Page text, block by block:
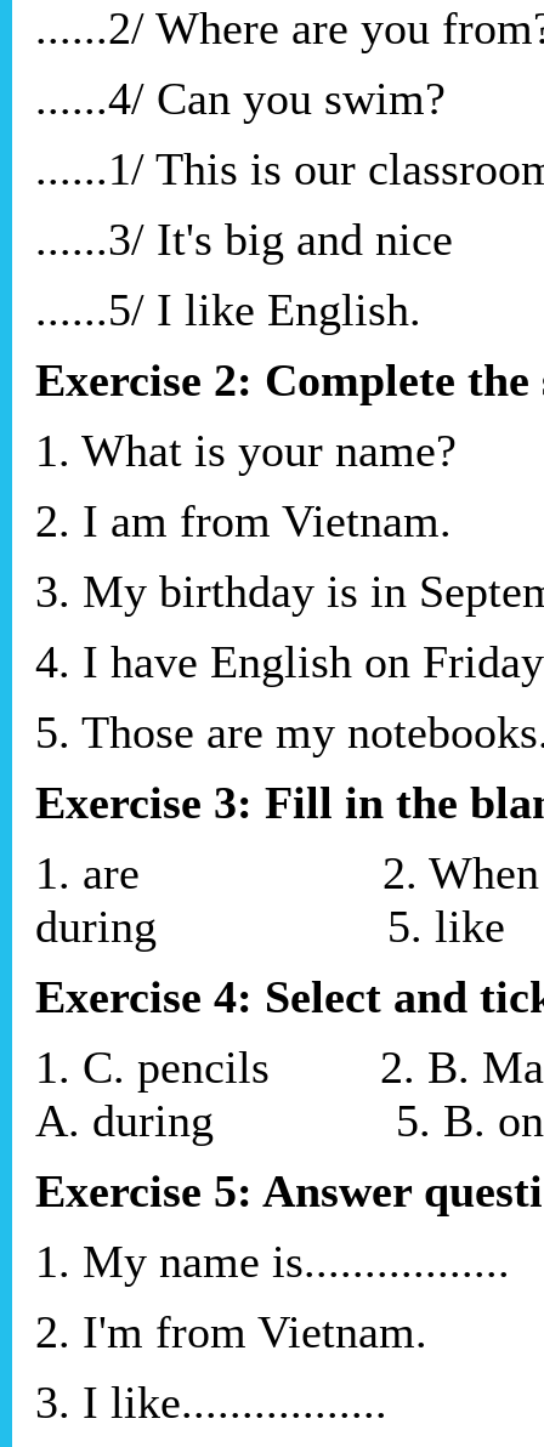
......2/ Where are you
......4/ Can you swim?
......1/ This is our
......3/ It's big and nice
......5/ I like English.
Exercise 2: Complete the
1. What is your name?
2. I am from Vietnam.
3. My birthday is in
4. I have English on
5. Those are my
Exercise 3: Fill in the
1. are 2.
during 5. like
Exercise 4: Select and
1. C. pencils 2.
A. during 5. B. on
Exercise 5: Answer
1. My name is.................
2. I'm from Vietnam.
3. I like.................